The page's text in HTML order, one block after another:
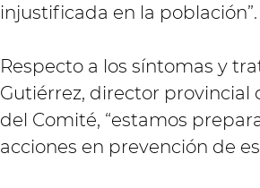
injustificada en la población”.
Respecto a los síntomas y
Gutiérrez, director provincial
del Comité, “estamos
acciones en prevención de